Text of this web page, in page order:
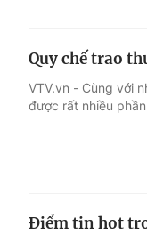
Quy chế trao
VTV.vn - Cùng với
được rất nhiều
Điểm tin hot